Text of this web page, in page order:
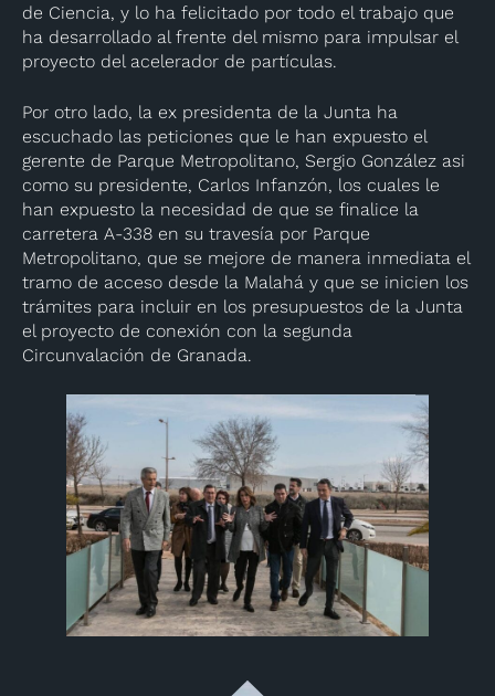
de Ciencia, y lo ha felicitado por todo el trabajo que
ha desarrollado al frente del mismo para impulsar el
proyecto del acelerador de partículas.
Por otro lado, la ex presidenta de la Junta ha
escuchado las peticiones que le han expuesto el
gerente de Parque Metropolitano, Sergio González asi
como su presidente, Carlos Infanzón, los cuales le
han expuesto la necesidad de que se finalice la
carretera A-338 en su travesía por Parque
Metropolitano, que se mejore de manera inmediata el
tramo de acceso desde la Malahá y que se inicien los
trámites para incluir en los presupuestos de la Junta
el proyecto de conexión con la segunda
Circunvalación de Granada.